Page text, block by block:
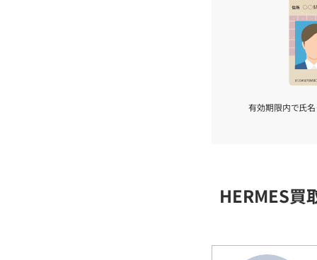
有効期限内で氏名
HERMES買